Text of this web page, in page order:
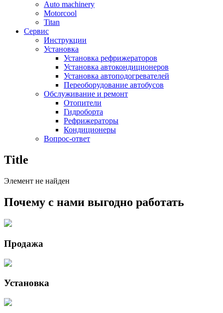
Auto machinery
Motorcool
Titan
Сервис
Инструкции
Установка
Установка рефрижераторов
Установка автокондиционеров
Установка автоподогревателей
Переоборудование автобусов
Обслуживание и ремонт
Отопители
Гидроборта
Рефрижераторы
Кондиционеры
Вопрос-ответ
Title
Элемент не найден
Почему с нами выгодно работать
Продажа
Установка